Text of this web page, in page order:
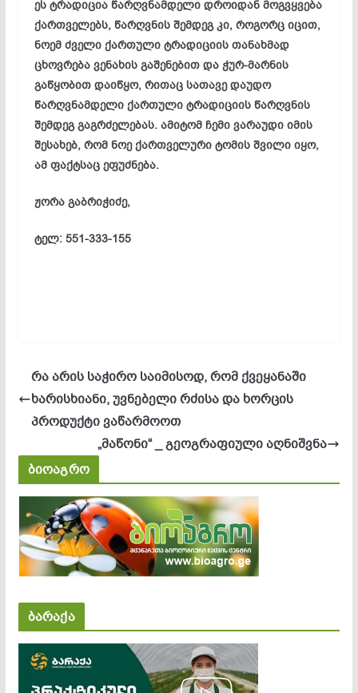
ეს ტრადიცია წარღვნამდელი დროიდან მოგვყვება
ქართველებს, წარღვნის შემდეგ კი, როგორც იცით,
ნოემ ძველი ქართული ტრადიციის თანახმად
ცხოვრება ვენახის გაშენებით და ჭურ-მარნის
გაწყობით დაიწყო, რითაც სათავე დაუდო
წარღვნამდელი ქართული ტრადიციის წარღვნის
შემდეგ გაგრძელებას. ამიტომ ჩემი ვარაუდი იმის
შესახებ, რომ ნოე ქართველური ტომის შვილი იყო,
ამ ფაქტსაც ეფუძნება.
ჟორა გაბრიჭიძე,
ტელ: 551-333-155
რა არის საჭირო საიმისოდ, რომ ქვეყანაში
ხარისხიანი, უვნებელი რძისა და ხორცის
პროდუქტი ვაწარმოოთ
„მაწონი“ _ გეოგრაფიული აღნიშვნა
ბიოაგრო
ბარაქა